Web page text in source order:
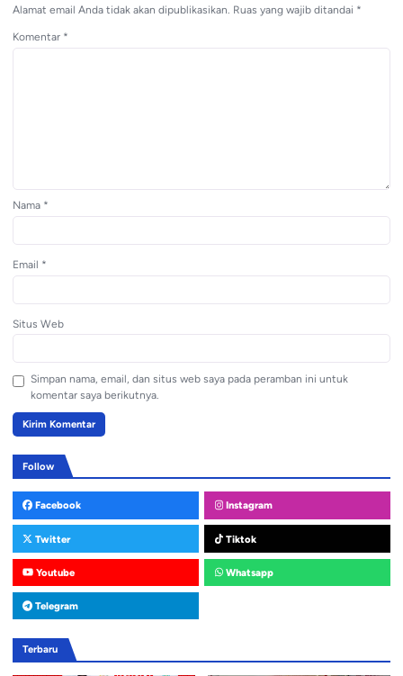
Alamat email Anda tidak akan dipublikasikan. Ruas yang wajib ditandai *
Komentar *
Nama *
Email *
Situs Web
Simpan nama, email, dan situs web saya pada peramban ini untuk
komentar saya berikutnya.
Follow
Facebook Instagram
Twitter Tiktok
Youtube Whatsapp
Telegram
Terbaru